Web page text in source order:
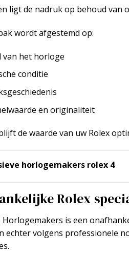
ligt de nadruk op behoud
wordt afgestemd op:
van het horloge
conditie
en originaliteit
de waarde van uw Rolex
Rolex
Horlogemakers is een
echter volgens professionele